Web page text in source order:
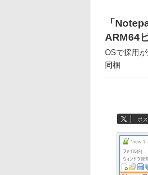
「
ARM64
OSで採用
同梱
ポ